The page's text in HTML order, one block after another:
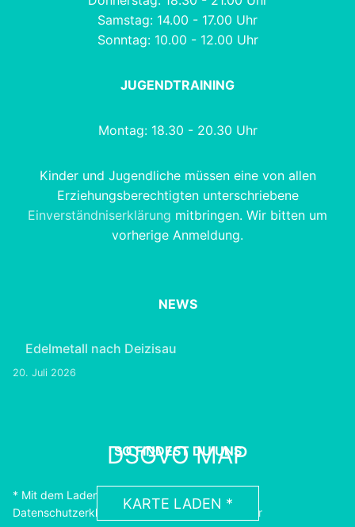
Samstag: 14.00 - 17.00 Uhr
Sonntag: 10.00 - 12.00 Uhr
JUGENDTRAINING
Montag: 18.30 - 20.30 Uhr
Kinder und Jugendliche müssen eine von allen
Erziehungsberechtigten unterschriebene
Einverständniserklärung mitbringen. Wir bitten um
vorherige Anmeldung.
NEWS
Edelmetall nach Deizisau
20. Juli 2026
SO FINDEST DU UNS
DSGVO MAP
KARTE LADEN *
* Mit dem Laden der Karte akzeptierst du die
Datenschutzerklärung von Google.Erfahre Mehr